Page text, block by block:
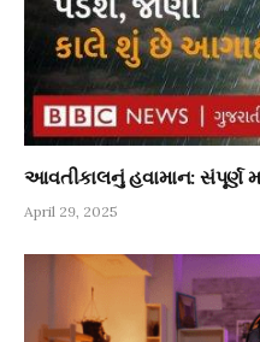
આવતીકાલનું હવામાન: સંપૂર્ણ
April 29, 2025